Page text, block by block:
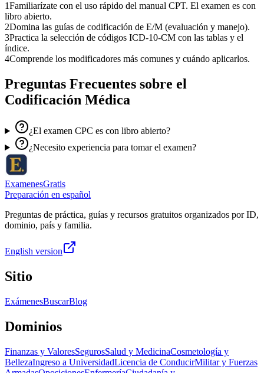
1Familiarízate con el uso rápido del manual CPT. El examen es con
libro abierto.
2Domina las guías de codificación de E/M (evaluación y manejo).
3Practica la selección de códigos ICD-10-CM con las tablas y el
índice.
4Comprende los modificadores más comunes y cuándo aplicarlos.
Preguntas Frecuentes sobre el
Codificación Médica
¿El examen CPC es con libro abierto?
¿Necesito experiencia para tomar el examen?
ExamenesGratis
Preparación en español
Preguntas de práctica, guías y recursos gratuitos organizados por ID,
dominio, país y familia.
English version
Sitio
ExámenesBuscarBlog
Dominios
Finanzas y ValoresSegurosSalud y MedicinaCosmetología y
BellezaIngreso a UniversidadLicencia de ConducirMilitar y Fuerzas